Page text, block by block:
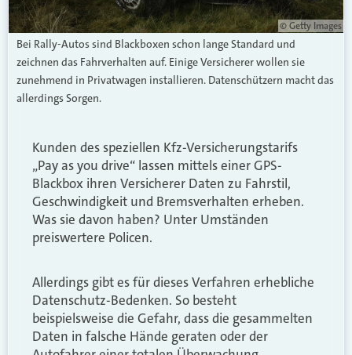
© Getty Images
Bei Rally-Autos sind Blackboxen schon lange Standard und
zeichnen das Fahrverhalten auf. Einige Versicherer wollen sie
zunehmend in Privatwagen installieren. Datenschützern macht das
allerdings Sorgen.
Kunden des speziellen Kfz-Versicherungstarifs
„Pay as you drive“ lassen mittels einer GPS-
Blackbox ihren Versicherer Daten zu Fahrstil,
Geschwindigkeit und Bremsverhalten erheben.
Was sie davon haben? Unter Umständen
preiswertere Policen.
Allerdings gibt es für dieses Verfahren erhebliche
Datenschutz-Bedenken. So besteht
beispielsweise die Gefahr, dass die gesammelten
Daten in falsche Hände geraten oder der